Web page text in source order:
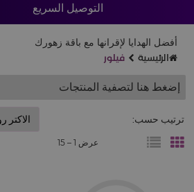
التوصيل السريع
أفضل الهدايا لإقرانها مع باقة زهورك
الرئيسية فيلور
إضغط هنا لتصفية المنتجات
عرض 1 – 15
ترتيب حسب: